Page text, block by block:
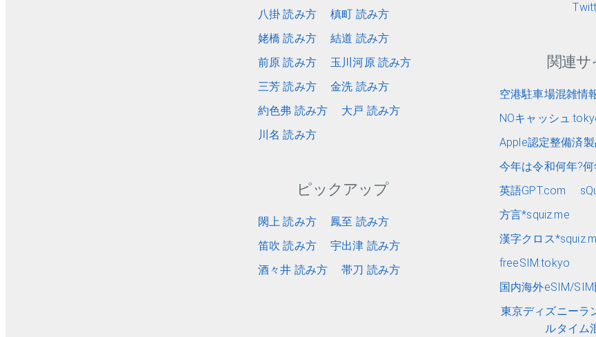
八掛 読み方
槙町 読み方
姥橋 読み方
結道 読み方
前原 読み方
玉川河原 読み方
三芳 読み方
金洗 読み方
約色弗 読み方
大戸 読み方
川名 読み方
ピックアップ
閖上 読み方
鳳至 読み方
笛吹 読み方
宇出津 読み方
酒々井 読み方
帯刀 読み方
関連サ
空港駐車場混雑情
NOキャッシュ
Apple認定整備済
今年は令和何年?
英語GPT.com
方言*squiz.me
漢字クロス
freeSIM.tokyo
国内海外eSIM/
東京ディズニーラ
ルタイム